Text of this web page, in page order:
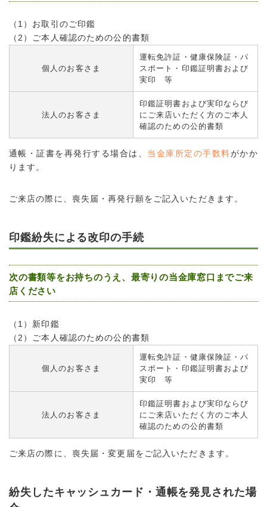
（1）お取引のご印鑑
（2）ご本人確認のための公的書類
個人のお客さま
運転免許証・健康保険証・パ
スポート・印鑑証明書および
実印 等
法人のお客さま
印鑑証明書および実印ならび
にご来店いただく方のご本人
確認のための公的書類
通帳・証書を再発行する場合は、 当金庫所定の手数料がかか
ります。
ご来店の際に、喪失届・再発行願をご記入いただきます。
印鑑紛失による改印の手続
次の書類等をお持ちのうえ、最寄りの当金庫窓口までご来
店ください
（1）新印鑑
（2）ご本人確認のための公的書類
個人のお客さま
運転免許証・健康保険証・パ
スポート・印鑑証明書および
実印 等
法人のお客さま
印鑑証明書および実印ならび
にご来店いただく方のご本人
確認のための公的書類
ご来店の際に、喪失届・変更届をご記入いただきます。
紛失したキャッシュカード・通帳を発見された場